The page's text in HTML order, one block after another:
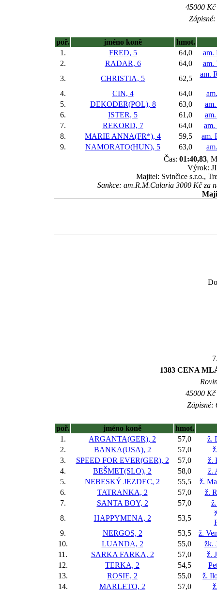
45000
poř. jméno koně
hmot.
1.
FRED, 5 64,0
am.
2.
RADAR, 6 64,0
am.
3.
CHRISTIA, 5 62,5
am.
4. CIN, 4 64,0
5.
DEKODER(POL), 8 63,0
6.
ISTER, 5 61,0
7.
REKORD, 7 64,0
am.
8.
MARIE ANNA(FR*), 4 59,5
am.
9.
NAMORATO(HUN), 5 63,0
Čas: 01:40,83,
Výrok:
Majitel: Svinčice s.r.o.,
Sankce: am.R.M.Calaria 3000 Kč za
1383 CENA
45000
Zápisné:
poř. jméno koně
hmot.
1.
ARGANTA(GER), 2 57,0
ž.
2.
BANKA(USA), 2 57,0
3.
SPEED FOR EVER(GER), 2 57,0
ž.
4.
BEŠMET(SLO), 2 58,0
ž.
5.
NEBESKÝ JEZDEC, 2 55,5
ž.
6.
TATRANKA, 2 57,0
ž.
7.
SANTA BOY, 2 57,0
8.
HAPPYMENA, 2 53,5
9.
NERGOS, 2 53,5
ž.
10.
LUANDA, 2 55,0
žk.
11.
SARKA FARKA, 2 57,0
ž.
12.
TERKA, 2 54,5
13.
ROSIE, 2 55,0
ž.
14.
MARLETO, 2 57,0